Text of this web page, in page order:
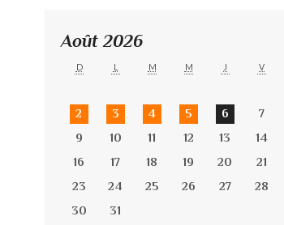
Août 2026
D L M M J V
2
3 4 5 6 7
9
10 11 12 13 14
16
17 18 19 20 21
23
24 25 26 27 28
30
31